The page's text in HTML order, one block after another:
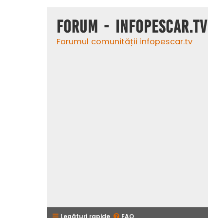
Forum - InfoPescar.Tv
Forumul comunității infopescar.tv
Legături rapide FAQ